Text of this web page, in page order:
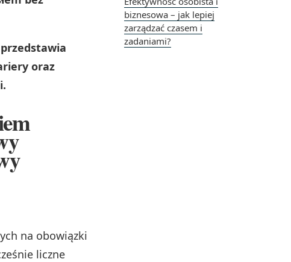
biznesowa – jak lepiej
zarządzać czasem i
zadaniami?
oraz
na obowiązki
liczne